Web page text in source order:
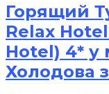
Горящий
Relax
Hotel) 4*
Холодова